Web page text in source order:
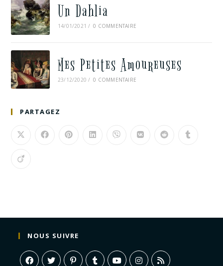
Un Dahlia
14/01/2021 / 0 COMMENTAIRE
Mes Petites Amoureuses
23/12/2020 / 0 COMMENTAIRE
PARTAGEZ
NOUS SUIVRE